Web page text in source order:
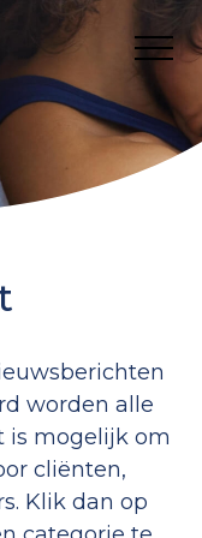
Nieuws
worden alle
is mogelijk om
cliënten,
Klik dan op